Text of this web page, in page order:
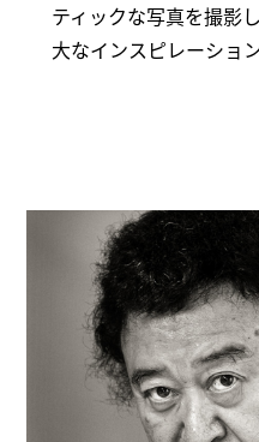
ティックな写真を撮影
大なインスピレーショ